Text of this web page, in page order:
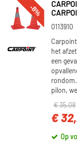
-8%
0113910
het
een
pilon,
€ 35,08
€
Op